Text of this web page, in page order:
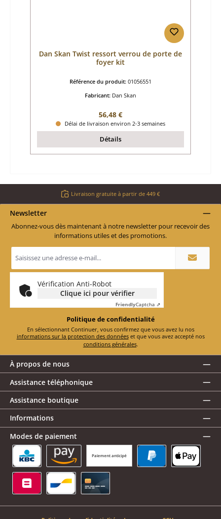
Dan Skan Twist ressort verrou de porte de
foyer kit
Référence du produit: 01056551
Fabricant: Dan Skan
Prix régulier :
56,48 €
Délai de livraison environ 2-3 semaines
Détails
Livraison gratuite à partir de 449 €
Newsletter
Abonnez-vous dès maintenant à notre newsletter pour recevoir des
informations utiles et des promotions.
e-
*
Vérification Anti-Robot
Clique ici pour vérifier
FriendlyCaptcha ⇗
Politique de confidentialité
En sélectionnant Continuer, vous confirmez que vous avez lu nos
informations sur la protection des données
et que vous avez accepté nos
conditions générales.
À propos de nous
Assistance téléphonique
Assistance boutique
Informations
Modes de paiement
Paiement anticipé
KBC/CBC Payment Button
Amazon Pay